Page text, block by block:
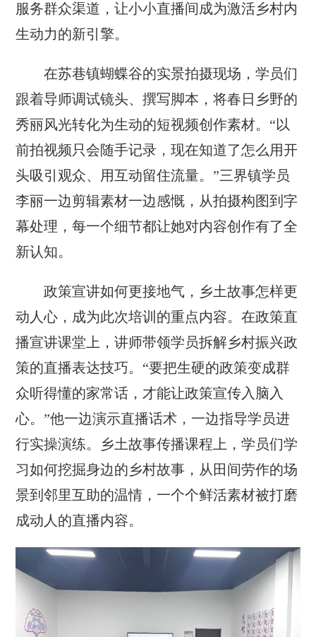
服务群众渠道，让小小直播间成为激活乡村内
生动力的新引擎。
在苏巷镇蝴蝶谷的实景拍摄现场，学员们
跟着导师调试镜头、撰写脚本，将春日乡野的
秀丽风光转化为生动的短视频创作素材。“以
前拍视频只会随手记录，现在知道了怎么用开
头吸引观众、用互动留住流量。”三界镇学员
李丽一边剪辑素材一边感慨，从拍摄构图到字
幕处理，每一个细节都让她对内容创作有了全
新认知。
政策宣讲如何更接地气，乡土故事怎样更
动人心，成为此次培训的重点内容。在政策直
播宣讲课堂上，讲师带领学员拆解乡村振兴政
策的直播表达技巧。“要把生硬的政策变成群
众听得懂的家常话，才能让政策宣传入脑入
心。”他一边演示直播话术，一边指导学员进
行实操演练。乡土故事传播课程上，学员们学
习如何挖掘身边的乡村故事，从田间劳作的场
景到邻里互助的温情，一个个鲜活素材被打磨
成动人的直播内容。